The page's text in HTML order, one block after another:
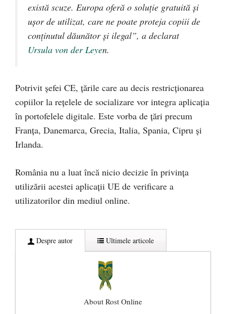
există scuze. Europa oferă o soluție gratuită și
ușor de utilizat, care ne poate proteja copiii de
conținutul dăunător și ilegal”, a declarat
Ursula von der Leyen.
Potrivit șefei CE, țările care au decis restricționarea
copiilor la rețelele de socializare vor integra aplicația
în portofelele digitale. Este vorba de țări precum
Franța, Danemarca, Grecia, Italia, Spania, Cipru și
Irlanda.
România nu a luat încă nicio decizie în privința
utilizării acestei aplicații UE de verificare a
utilizatorilor din mediul online.
Despre autor Ultimele articole
About Rost Online